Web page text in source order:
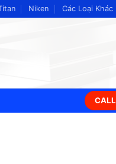
Niken Các Loại Khác
CALL